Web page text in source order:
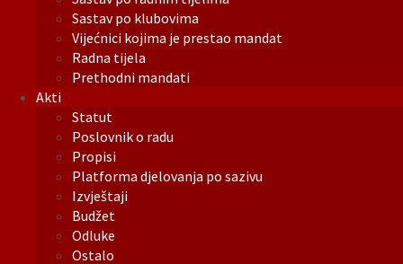
Sastav po klubovima
Vijećnici kojima je prestao mandat
Radna tijela
Prethodni mandati
Akti
Statut
Poslovnik o radu
Propisi
Platforma djelovanja po sazivu
Izvještaji
Budžet
Odluke
Ostalo